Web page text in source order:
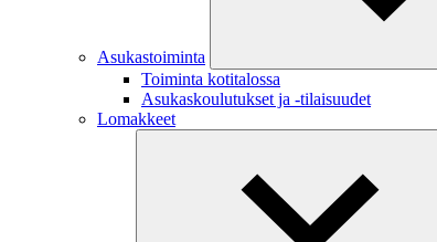
Asukastoiminta
Toiminta kotitalossa
Asukaskoulutukset ja -tilaisuudet
Lomakkeet